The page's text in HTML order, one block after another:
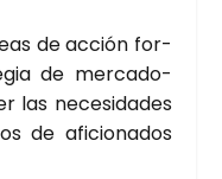
de acción for­
de mer­ca­do­
las nece­si­da­des
de afi­cio­na­dos